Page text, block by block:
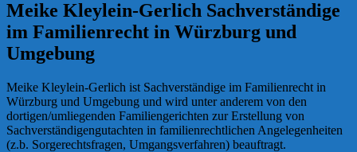
Meike Kleylein-Gerlich Sachverständige
im Familienrecht in Würzburg und
Umgebung
Meike Kleylein-Gerlich ist Sachverständige im Familienrecht in
Würzburg und Umgebung und wird unter anderem von den
dortigen/umliegenden Familiengerichten zur Erstellung von
Sachverständigengutachten in familienrechtlichen Angelegenheiten
(z.b. Sorgerechtsfragen, Umgangsverfahren) beauftragt.